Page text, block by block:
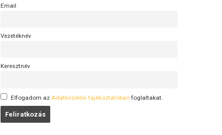
Email
Vezetéknév
Keresztnév
Elfogadom az Adatkezelési tájékoztatóban foglaltakat.